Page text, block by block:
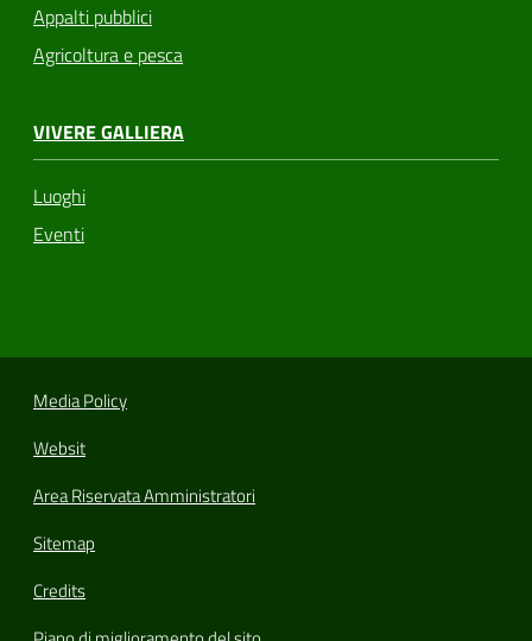
Appalti pubblici
Agricoltura e pesca
VIVERE GALLIERA
Luoghi
Eventi
Media Policy
Websit
Area Riservata Amministratori
Sitemap
Credits